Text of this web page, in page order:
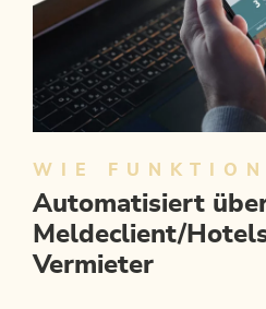
WIE
Automatisiert
Meldeclient/
Vermieter